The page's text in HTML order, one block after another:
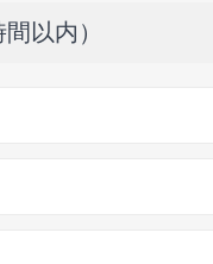
以内）